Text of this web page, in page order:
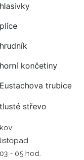
hlasivky
plíce
hrudník
horní končetiny
Eustachova trubice
tlusté střevo
kov
listopad
03 - 05 hod.